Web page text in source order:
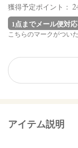
獲得予定ポイント：
1点までメール便対応
こちらのマークがつい
アイテム説明